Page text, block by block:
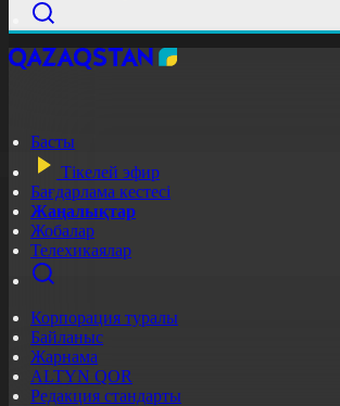
Басты
Тікелей эфир
Бағдарлама кестесі
Жаңалықтар
Жобалар
Телехикаялар
Корпорация туралы
Байланыс
Жарнама
ALTYN QOR
Редакция стандарты